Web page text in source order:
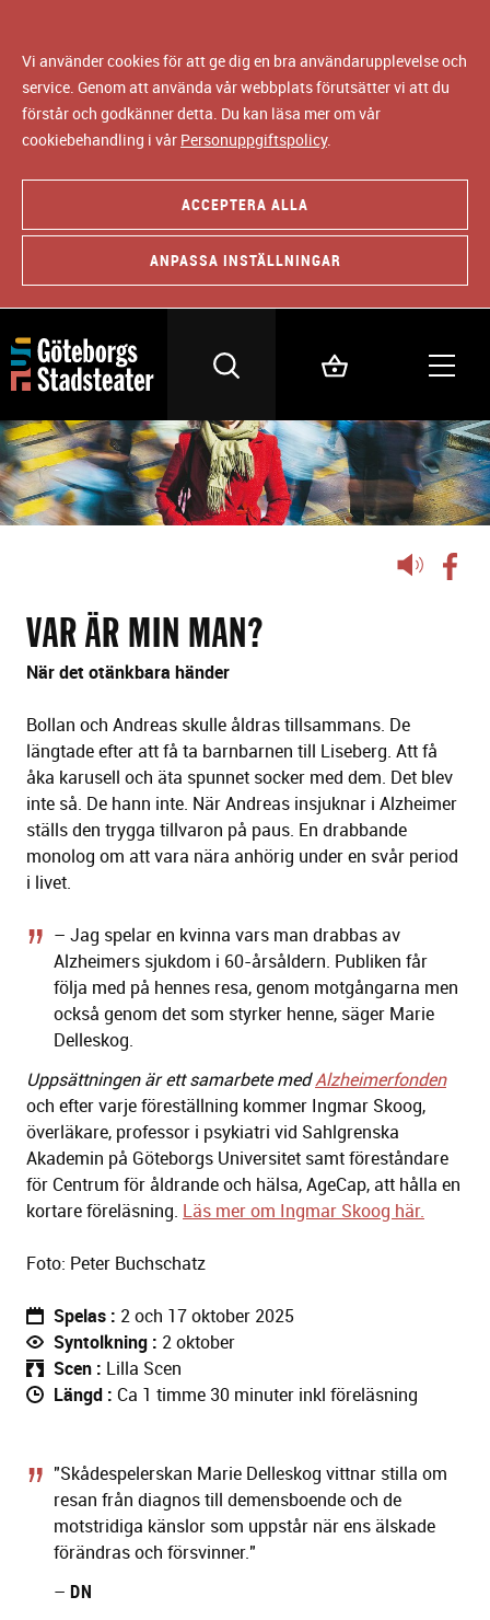
Vi använder cookies för att ge dig en bra användarupplevelse och
service. Genom att använda vår webbplats förutsätter vi att du
förstår och godkänner detta. Du kan läsa mer om vår
cookiebehandling i vår Personuppgiftspolicy.
ACCEPTERA ALLA
ANPASSA INSTÄLLNINGAR
Lyssna
VAR ÄR MIN MAN?
När det otänkbara händer
Bollan och Andreas skulle åldras tillsammans. De
längtade efter att få ta barnbarnen till Liseberg. Att få
åka karusell och äta spunnet socker med dem. Det blev
inte så. De hann inte. När Andreas insjuknar i Alzheimer
ställs den trygga tillvaron på paus. En drabbande
monolog om att vara nära anhörig under en svår period
i livet.
– Jag spelar en kvinna vars man drabbas av
Alzheimers sjukdom i 60-årsåldern. Publiken får
följa med på hennes resa, genom motgångarna men
också genom det som styrker henne, säger Marie
Delleskog.
Uppsättningen är ett samarbete medAlzheimerfonden
och efter varje föreställning kommer Ingmar Skoog,
överläkare, professor i psykiatri vid Sahlgrenska
Akademin på Göteborgs Universitet samt föreståndare
för Centrum för åldrande och hälsa, AgeCap, att hålla en
kortare föreläsning. Läs mer om Ingmar Skoog här.
Foto: Peter Buchschatz
Spelas
2 och 17 oktober 2025
Syntolkning
2 oktober
Scen
Lilla Scen
Längd
Ca 1 timme 30 minuter inkl föreläsning
"Skådespelerskan Marie Delleskog vittnar stilla om
resan från diagnos till demensboende och de
motstridiga känslor som uppstår när ens älskade
förändras och försvinner."
– DN